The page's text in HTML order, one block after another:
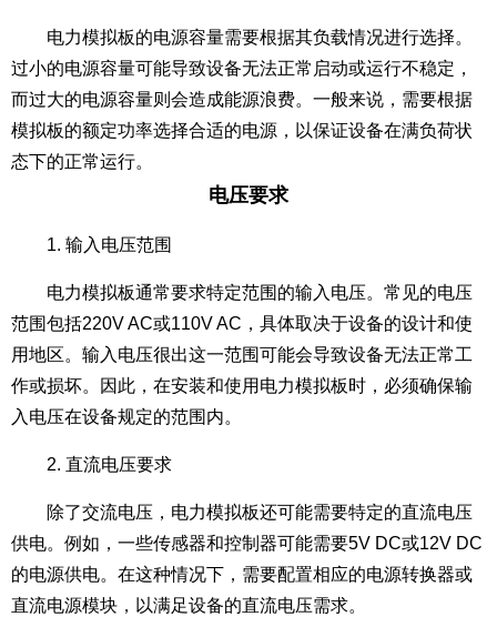
电力模拟板的电源容量需要根据其负载情况进行选择。
过小的电源容量可能导致设备无法正常启动或运行不稳定，
而过大的电源容量则会造成能源浪费。一般来说，需要根据
模拟板的额定功率选择合适的电源，以保证设备在满负荷状
态下的正常运行。
电压要求
1. 输入电压范围
电力模拟板通常要求特定范围的输入电压。常见的电压
范围包括220V AC或110V AC，具体取决于设备的设计和使
用地区。输入电压很出这一范围可能会导致设备无法正常工
作或损坏。因此，在安装和使用电力模拟板时，必须确保输
入电压在设备规定的范围内。
2. 直流电压要求
除了交流电压，电力模拟板还可能需要特定的直流电压
供电。例如，一些传感器和控制器可能需要5V DC或12V DC
的电源供电。在这种情况下，需要配置相应的电源转换器或
直流电源模块，以满足设备的直流电压需求。